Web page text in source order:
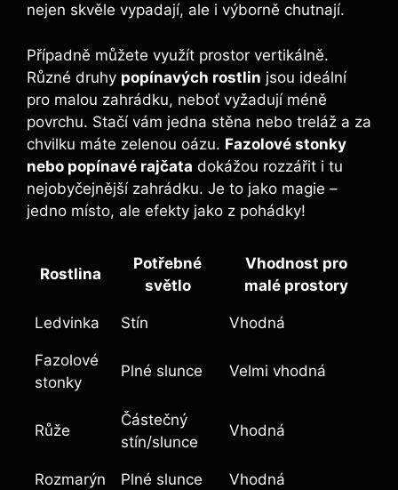
nejen skvěle vypadají, ale i výborně chutnají.
Případně můžete využít prostor vertikálně.
Různé druhy popínavých rostlin jsou ideální
pro malou zahrádku, neboť vyžadují méně
povrchu. Stačí vám jedna stěna nebo treláž a za
chvilku máte zelenou oázu. Fazolové stonky
nebo popínavé rajčata dokážou rozzářit i tu
nejobyčejnější zahrádku. Je to jako magie –
jedno místo, ale efekty jako z pohádky!
Rostlina
Potřebné
světlo
Vhodnost pro
malé prostory
Ledvinka Stín Vhodná
Fazolové
stonky
Plné slunce Velmi vhodná
Růže
Částečný
stín/slunce
Vhodná
Rozmarýn Plné slunce Vhodná